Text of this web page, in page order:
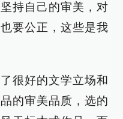
持自己的审美，对
要公正，这些是我
很好的文学立场和
的审美品质，选的